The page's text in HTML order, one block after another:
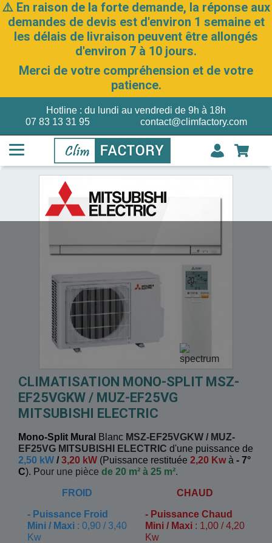
⚠️ En raison de la forte demande, la réponse aux
demandes de devis est d'environ 1 semaine et
les délais de livraison peuvent être allongés
d'environ 7 à 10 jours.
Merci de votre compréhension et de votre
patience.
07 83 13 31 95
Hotline : du lundi au vendredi de 9h à 18h
contact@climfactory.com
CLIMATISATION MONO-SPLIT MSZ-
EF25VGKW / MUZ-EF25VG
MITSUBISHI ELECTRIC
Mono-Split Mural Blanc MSZ-EF25VGKW / MUZ-
EF25VG MITSUBISHI ELECTRIC d'une puissance de
2,50 kW /3,20 kW (Puissance restituée 2,20 Kwà - 7°
C). Pour une pièce de 20 m² à 25 m².
FROID
- Puissance Froid
Mini / Maxi : 0,90 / 3,40
Kw
CHAUD
- Puissance Chaud
Mini / Maxi : 1,00 / 4,20
Kw